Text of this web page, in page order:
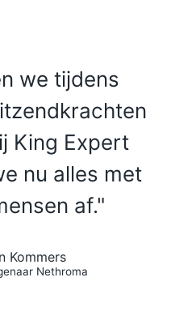
we tijdens
King Expert
nu alles met
af."
Kommers
Nethroma